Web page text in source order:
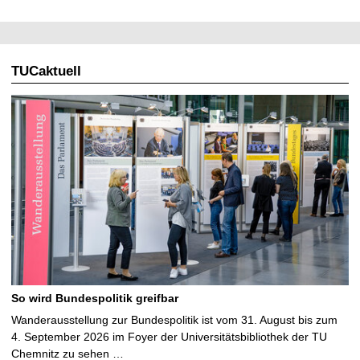
TUCaktuell
So wird Bundespolitik greifbar
Wanderausstellung zur Bundespolitik ist vom 31. August bis zum
4. September 2026 im Foyer der Universitätsbibliothek der TU
Chemnitz zu sehen …